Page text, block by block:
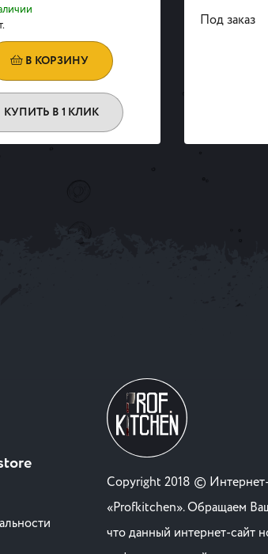
В КОРЗИНУ
КУПИТЬ В 1 КЛИК
Под заказ
Copyright 2018 ©
«Profkitchen». Обращаем
что данный интернет-сайт